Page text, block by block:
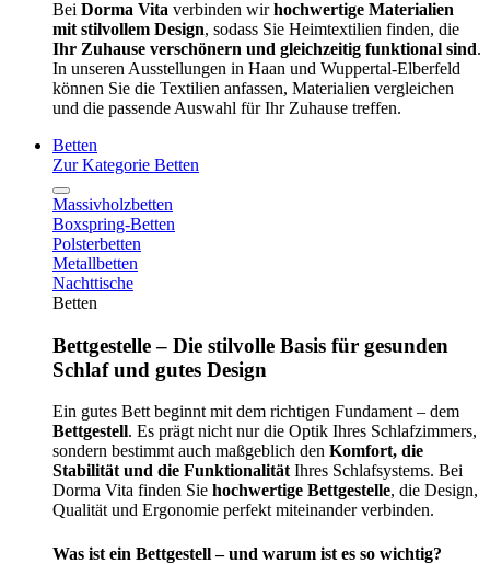
Bei Dorma Vita verbinden wirhochwertige Materialien
mit stilvollem Design, sodass Sie Heimtextilien finden, die
Ihr Zuhause verschönern und gleichzeitig funktional sind.
In unseren Ausstellungen in Haan und Wuppertal-Elberfeld
können Sie die Textilien anfassen, Materialien vergleichen
und die passende Auswahl für Ihr Zuhause treffen.
Betten
Zur Kategorie Betten
Massivholzbetten
Boxspring-Betten
Polsterbetten
Metallbetten
Nachttische
Betten
Bettgestelle – Die stilvolle Basis für gesunden
Schlaf und gutes Design
Ein gutes Bett beginnt mit dem richtigen Fundament – dem
Bettgestell. Es prägt nicht nur die Optik Ihres Schlafzimmers,
sondern bestimmt auch maßgeblich den Komfort, die
Stabilität und die Funktionalität Ihres Schlafsystems. Bei
Dorma Vita finden Sie hochwertige Bettgestelle, die Design,
Qualität und Ergonomie perfekt miteinander verbinden.
Was ist ein Bettgestell – und warum ist es so wichtig?